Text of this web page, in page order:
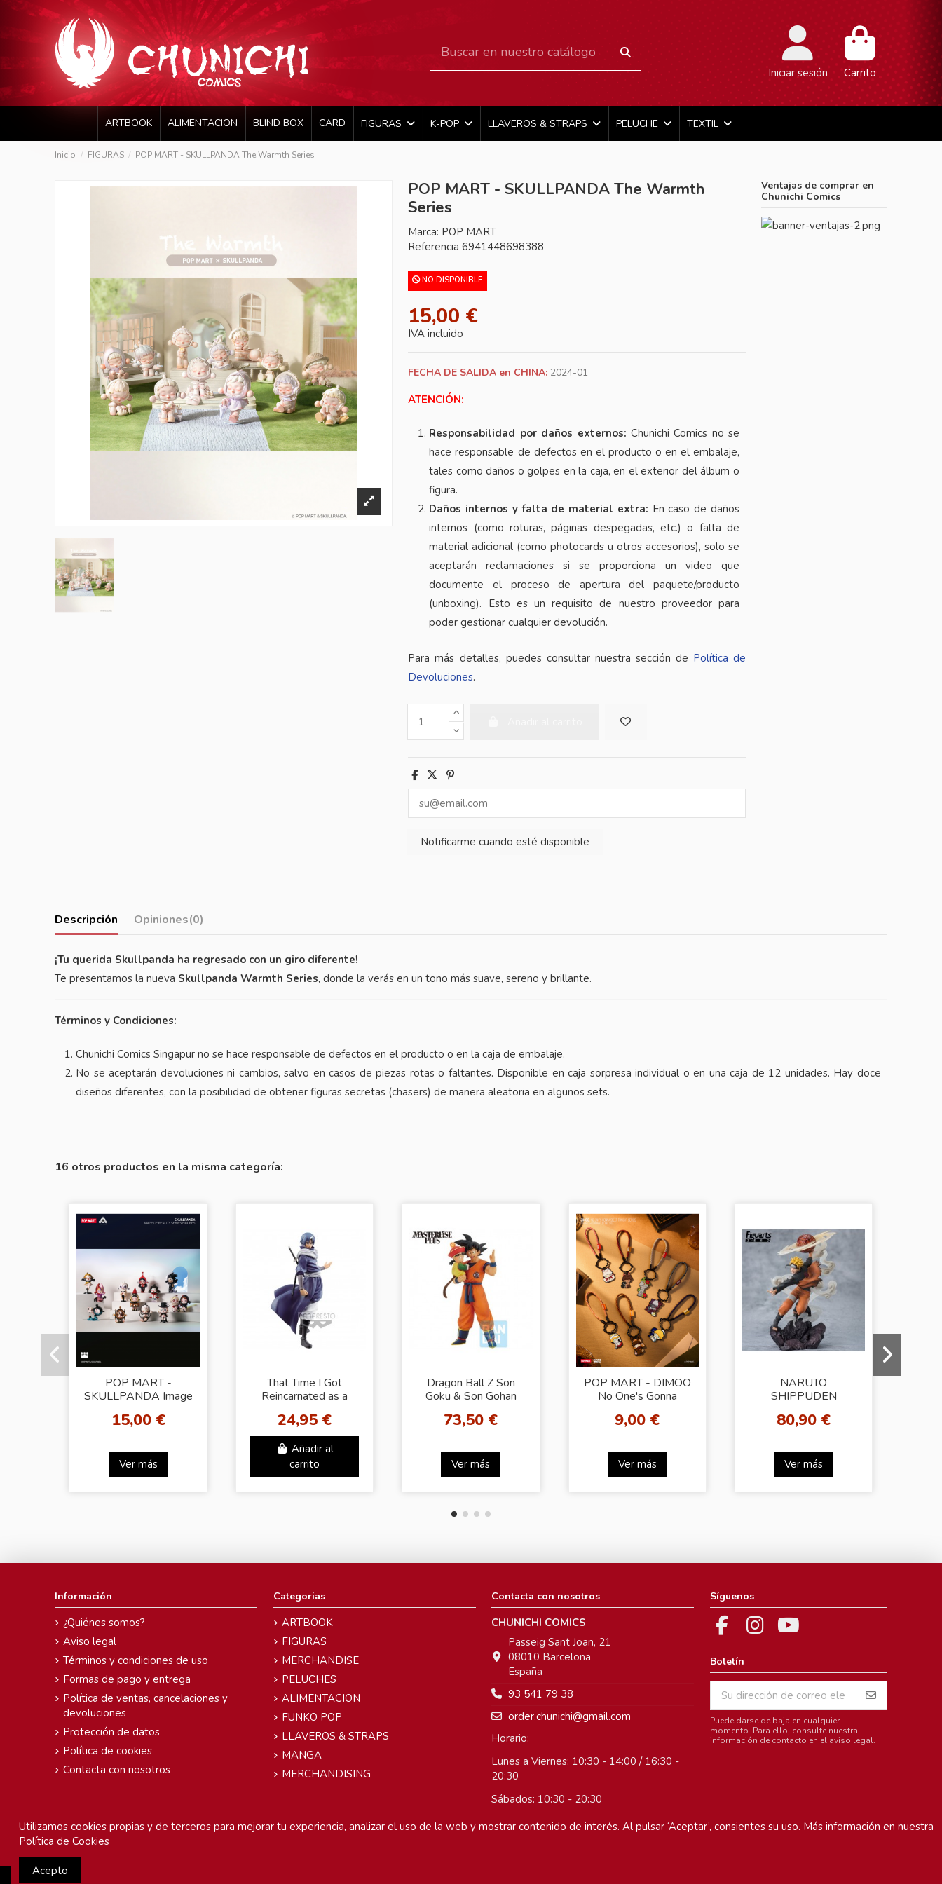
Iniciar sesión Carrito
ARTBOOK ALIMENTACION BLIND BOX CARD FIGURAS K-POP LLAVEROS & STRAPS PELUCHE TEXTIL
Inicio FIGURAS POP MART - SKULLPANDA The Warmth Series
POP MART - SKULLPANDA The Warmth
Series
Marca: POP MART
Referencia 6941448698388
NO DISPONIBLE
15,00 €
IVA incluido
FECHA DE SALIDA en CHINA: 2024-01
ATENCIÓN:
Responsabilidad por daños externos: Chunichi Comics no se
hace responsable de defectos en el producto o en el embalaje,
tales como daños o golpes en la caja, en el exterior del álbum o
figura.
Daños internos y falta de material extra: En caso de daños
internos (como roturas, páginas despegadas, etc.) o falta de
material adicional (como photocards u otros accesorios), solo se
aceptarán reclamaciones si se proporciona un video que
documente el proceso de apertura del paquete/producto
(unboxing). Esto es un requisito de nuestro proveedor para
poder gestionar cualquier devolución.
Para más detalles, puedes consultar nuestra sección de Política de
Devoluciones.
Ventajas de comprar en
Chunichi Comics
Descripción Opiniones(0)
¡Tu querida Skullpanda ha regresado con un giro diferente!
Te presentamos la nuevaSkullpanda Warmth Series, donde la verás en un tono más suave, sereno y brillante.
Términos y Condiciones:
Chunichi Comics Singapur no se hace responsable de defectos en el producto o en la caja de embalaje.
No se aceptarán devoluciones ni cambios, salvo en casos de piezas rotas o faltantes. Disponible en caja sorpresa individual o en una caja de 12 unidades. Hay doce
diseños diferentes, con la posibilidad de obtener figuras secretas (chasers) de manera aleatoria en algunos sets.
16 otros productos en la misma categoría:
POP MART -
SKULLPANDA Image
Figures
15,00 €
Ver más
That Time I Got
Reincarnated as a
FIGURE vol.7 (B:
SOEI)
24,95 €
Añadir al
carrito
Dragon Ball Z Son
Goku & Son Gohan
Ichibansho
73,50 €
Ver más
POP MART - DIMOO
No One's Gonna
Pendant Blind Box
9,00 €
Ver más
NARUTO
SHIPPUDEN
NARUTO UZUMAKI
RELEASE
RASENSHURIKEN...
80,90 €
Ver más
Información
¿Quiénes somos?
Aviso legal
Términos y condiciones de uso
Formas de pago y entrega
Política de ventas, cancelaciones y
devoluciones
Protección de datos
Política de cookies
Contacta con nosotros
Categorias
ARTBOOK
FIGURAS
MERCHANDISE
PELUCHES
ALIMENTACION
FUNKO POP
LLAVEROS & STRAPS
MANGA
MERCHANDISING
Contacta con nosotros
CHUNICHI COMICS
Passeig Sant Joan, 21
08010 Barcelona
España
93 541 79 38
order.chunichi@gmail.com
Horario:
Lunes a Viernes: 10:30 - 14:00 / 16:30 -
20:30
Sábados: 10:30 - 20:30
Domingos: Cerrado
Síguenos
Boletín
Puede darse de baja en cualquier
momento. Para ello, consulte nuestra
información de contacto en el aviso legal.
Utilizamos cookies propias y de terceros para mejorar tu experiencia, analizar el uso de la web y mostrar contenido de interés. Al pulsar ‘Aceptar’, consientes su uso. Más información en nuestra
Política de Cookies
Acepto